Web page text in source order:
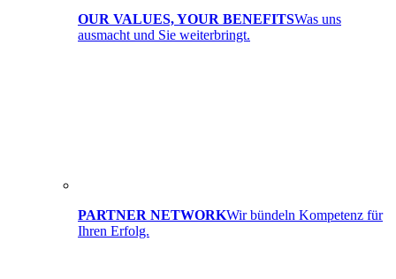
OUR VALUES, YOUR BENEFITSWas uns
ausmacht und Sie weiterbringt.
PARTNER NETWORKWir bündeln Kompetenz für
Ihren Erfolg.